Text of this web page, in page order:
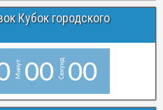
Кубок городского
Минут00 Секунд00